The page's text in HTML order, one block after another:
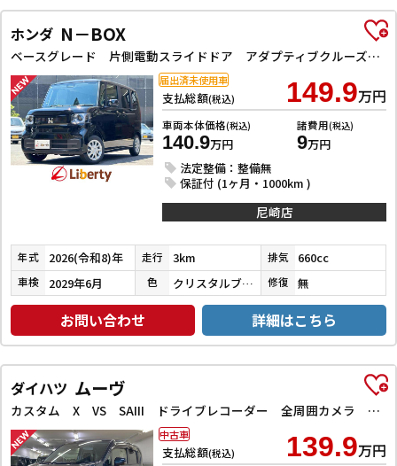
ホンダ N－BOX
ベースグレード 片側電動スライドドア アダプティブクルーズコントロール LEDヘッドライト クリアランスソナー スマートキー アイドリングストップ CVT ESC チップアップシート エアコン パワーウィンドウ
支払総額(税込) 149.9万円
車両本体価格(税込)
140.9万円
諸費用(税込)
9万円
法定整備：整備無
保証付 (1ヶ月・1000km )
届出済未使用車
尼崎店
年式 2026(令和8)年 走行 3km 排気 660cc
車検 2029年6月 色 クリスタルブラックパール 修復 無
お問い合わせ 詳細はこちら
ダイハツ ムーヴ
カスタム X VS SAIII ドライブレコーダー 全周囲カメラ ナビ TV クリアランスソナー 衝突被害軽減システム オートマチックハイビーム オートライト LEDヘッドランプ スマートキー アイドリングストップ 電動格納ミラー
支払総額(税込) 139.9万円
中古車